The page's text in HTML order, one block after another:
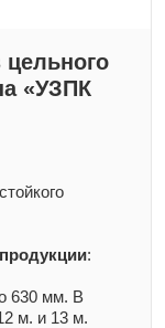
«УЗПК
:
630 мм. В
м. и 13 м.